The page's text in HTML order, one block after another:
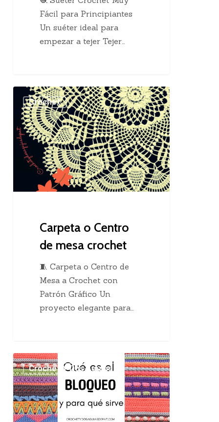
Fácil para Principiantes
Un suéter ideal para
empezar a tejer Tejer…
Carpeta
Centro
de
mesa
crochet
Crochet
Carpeta o Centro
de mesa crochet
🧵 Carpeta o Centro de
Mesa a Crochet con
Patrón Gráfico Un
proyecto elegante para…
El
maravilloso
bloqueo
en
el
Crochet Y Dos Agujas